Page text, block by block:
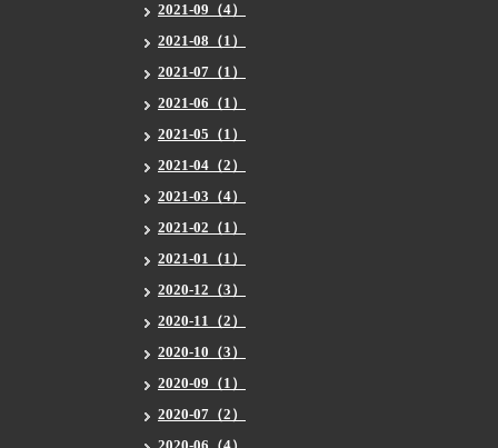
2021-09（4）
2021-08（1）
2021-07（1）
2021-06（1）
2021-05（1）
2021-04（2）
2021-03（4）
2021-02（1）
2021-01（1）
2020-12（3）
2020-11（2）
2020-10（3）
2020-09（1）
2020-07（2）